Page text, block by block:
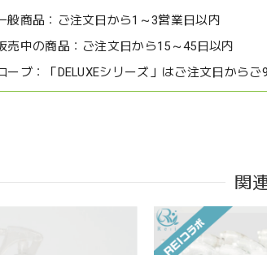
般商品： ご注文日から1～3営業日以内
売中の商品： ご注文日から15～45日以内
ーブ：
「DELUXEシリーズ」はご注文日から
関